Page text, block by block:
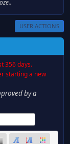
USER ACTIONS
356 days.
starting a new
by a